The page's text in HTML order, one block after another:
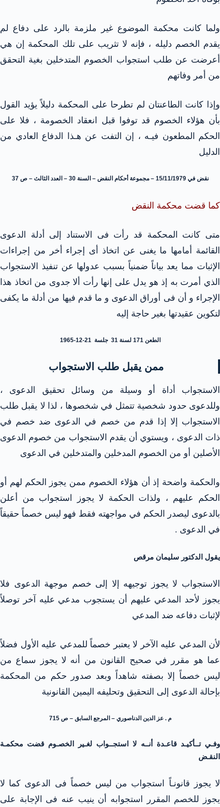
ولما كانت محكمة الموضوع غير ملزمة بالرد على دفاع لم
يقدم الخصم دليله ، فإنه لا تثريب على تلك المحكمة إن هي
أعرضت عن طلب استجواب الخصوم المتدخلين بغية التحقق
من أمر وفاتهم
وإذا كانت الطاعنتان لم تطرحا على المحكمة دليلاً يؤيد القول
بأن هؤلاء الخصوم قد توفوا قبل انعقاد الخصومة ، فلا على
الحكم المطعون فيـه ، إن التفت عن هـذا الدفاع العادي من
الدليل
نقض في 15/11/1979 – مجموعة أحكام النقض – السنة 30 – العدد الثالث – ص 37
كما قضت محكمة النقض
متى كانت المحكمة قد رأت فى الاستناد إلى أدلة الدعوى
القائمة أمامها ما يغنى عن اتخاذ أى إجراء أخر من إجراءات
الإثبات مما يعد بياناً ضمنياً بسبب عدولها عن تنفيذ الاستجواب
الذي أمرت به إذ هو يدل على إنها رأت ألا جدوى من اتخاذ هذا
الإجراء و أن فى أوراق الدعوى و ما قدم فيها من أدلة ما يكفى
لتكوين عقيدتها بغير حاجة إليه
الطعن 171 لسنة 31 جلسة 21-12-1965
ممن يقبل طلب الاستجواب
الاستجواب أداة أو وسيلة من وسائل تحقيق الدعوى ،
وللدعوى حدود شخصية تتمثل في شخصوها ، لذا لا يقبل طلب
الاستجواب إلا إذا قدم من خصم في الدعوى ضد خصم في
ذات الدعوى ، ويستوي أن يقدم الاستجواب من خصوم الدعوى
الأصلين أو من الخصوم المدخلين والمتدخلين في الدعوى
والحكمة واضحة إذ أن هؤلاء الخصوم ممن يجوز الحكم لهم أو
الحكم عليهم ، ولذات الحكمة لا يجوز استجواب من أعلن
بالدعوى ليصدر الحكم في مواجهته فقط فهو ليس خصماً حقيقاً
في الدعوى .
يقول الدكتور سليمان مرقص
الاستجواب لا يجوز توجيهه إلا إلى خصم موجهة الدعوى فلا
يجوز لأحد المدعي عليهم أن يستجوب مدعي عليه آخر توصلاً
لإثبات دفاعه ضد المدعي
لأن المدعي عليه الآخر لا يعتبر خصماً للمدعي عليه الأول فضلاً
عما هو مقرر في صحيح القانون من أنه لا يجوز سماع من
ليس خصماً إلا بصفته شاهداً وبعد صدور حكم من المحكمة
بإحالة الدعوى إلى التحقيق وتحليفه اليمين القانونية
م . عز الدين الدناصوري – المرجع السابق – ص 715
وفـي تــأكيـد قاعـدة أنــه لا استجــواب لغـير الخصـوم قضت محكمـة
النقـض
لا يجوز قانونـاً استجواب من ليس خصماً فى الدعوى كما لا
يجوز للخصم المقرر استجوابه أن ينيب عنه فى الإجابة على